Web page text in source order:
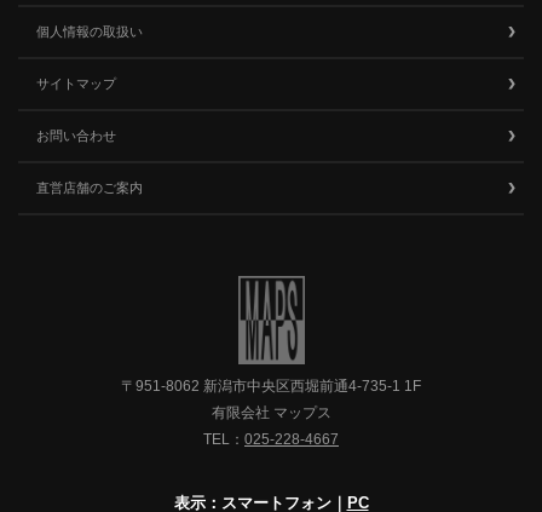
個人情報の取扱い
サイトマップ
お問い合わせ
直営店舗のご案内
〒951-8062 新潟市中央区西堀前通4-735-1 1F
有限会社 マップス
TEL： 025-228-4667
表示：スマートフォン｜ PC